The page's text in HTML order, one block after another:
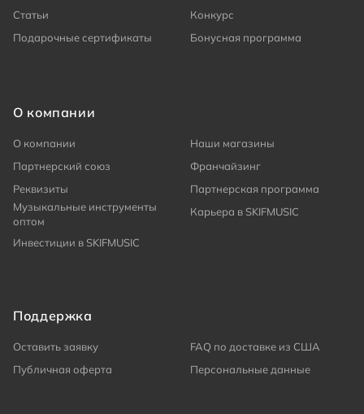
Статьи
Конкурс
Подарочные сертификаты
Бонусная программа
О компании
О компании
Наши магазины
Партнерский союз
Франчайзинг
Реквизиты
Партнерская программа
Музыкальные инструменты
оптом
Карьера в SKIFMUSIC
Инвестиции в SKIFMUSIC
Поддержка
Оставить заявку
FAQ по доставке из США
Публичная оферта
Персональные данные